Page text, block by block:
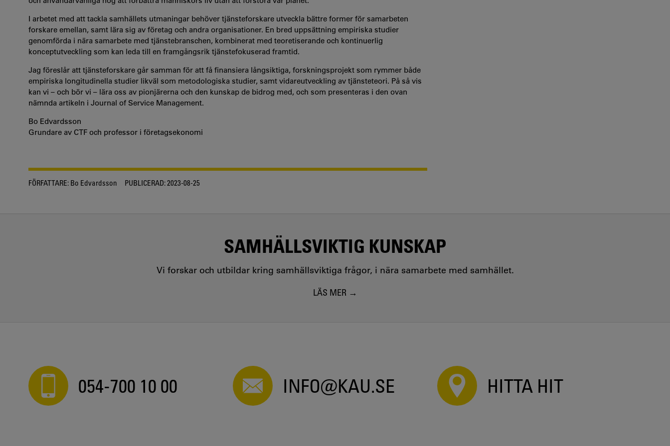
I arbetet med att tackla samhällets utmaningar behöver tjänsteforskare utveckla bättre former för samarbeten
forskare emellan, samt lära sig av företag och andra organisationer. En bred uppsättning empiriska studier
genomförda i nära samarbete med tjänstebranschen, kombinerat med teoretiserande och kontinuerlig
konceptutveckling som kan leda till en framgångsrik tjänstefokuserad framtid.
Jag föreslår att tjänsteforskare går samman för att få finansiera långsiktiga, forskningsprojekt som rymmer både
empiriska longitudinella studier likväl som metodologiska studier, samt vidareutveckling av tjänsteteori. På så vis
kan vi – och bör vi – lära oss av pionjärerna och den kunskap de bidrog med, och som presenteras i den ovan
nämnda artikeln i Journal of Service Management.
Bo Edvardsson
Grundare av CTF och professor i företagsekonomi
FÖRFATTARE: Bo Edvardsson PUBLICERAD:2023-08-25
SAMHÄLLSVIKTIG KUNSKAP
Vi forskar och utbildar kring samhällsviktiga frågor, i nära samarbete med samhället.
LÄS MER
054-700 10 00 INFO@KAU.SE HITTA HIT